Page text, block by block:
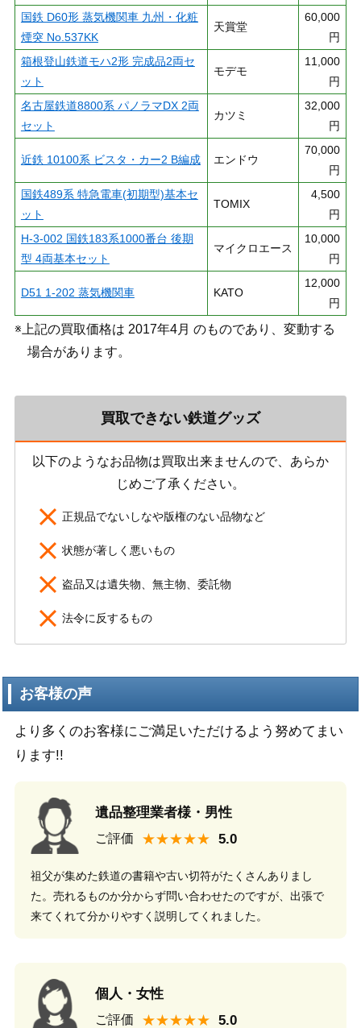
国鉄 D60形 蒸気機関車 九州・化粧
煙突 No.537KK
天賞堂
60,000
円
箱根登山鉄道モハ2形 完成品2両セ
ット
モデモ
11,000
円
名古屋鉄道8800系 パノラマDX 2両
セット
カツミ
32,000
円
近鉄 10100系 ビスタ・カー2 B編成 エンドウ
70,000
円
国鉄489系 特急電車(初期型)基本セ
ット
TOMIX
4,500
円
H-3-002 国鉄183系1000番台 後期
型 4両基本セット
マイクロエース
10,000
円
D51 1-202 蒸気機関車 KATO
12,000
円
※上記の買取価格は 2017年4月 のものであり、変動する
場合があります。
買取できない鉄道グッズ
以下のようなお品物は買取出来ませんので、あらか
じめご了承ください。
正規品でないしなや版権のない品物など
状態が著しく悪いもの
盗品又は遺失物、無主物、委託物
法令に反するもの
お客様の声
より多くのお客様にご満足いただけるよう努めてまい
ります!!
遺品整理業者様・男性
ご評価 ★★★★★
祖父が集めた鉄道の書籍や古い切符がたくさんありまし
た。売れるものか分からず問い合わせたのですが、出張で
来てくれて分かりやすく説明してくれました。
個人・女性
ご評価 ★★★★★